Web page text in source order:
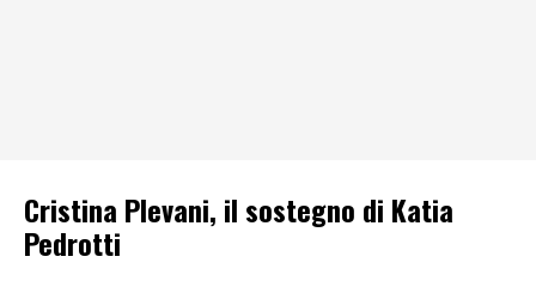
Cristina Plevani, il sostegno di Katia
Pedrotti